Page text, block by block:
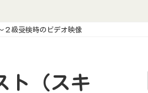
２級受検時のビデオ映像
ト（スキ